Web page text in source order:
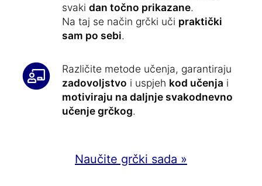
svaki dan točno prikazane.
Na taj se način grčki uči praktički
sam po sebi.
Različite metode učenja, garantiraju
zadovoljstvo i uspjeh kod učenja i
motiviraju na daljnje svakodnevno
učenje grčkog.
Naučite grčki sada »